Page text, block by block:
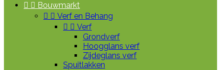
  Bouwmarkt
  Verf en Behang
  Verf
Grondverf
Hoogglans verf
Zijdeglans verf
Spuitlakken